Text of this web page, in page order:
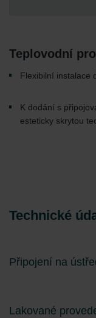
Teplovodní
Flexibilní instalace
K dodání s
esteticky skrytou
Technické
Připojení na
Lakované